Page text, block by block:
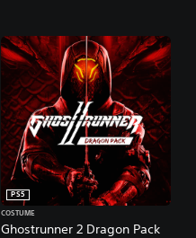
Ghostrunner 2 Dragon Pack
PS5
COSTUME